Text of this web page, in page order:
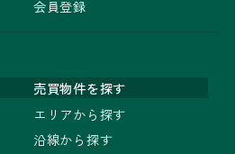
会員登録
売買物件を探す
エリアから探す
沿線から探す